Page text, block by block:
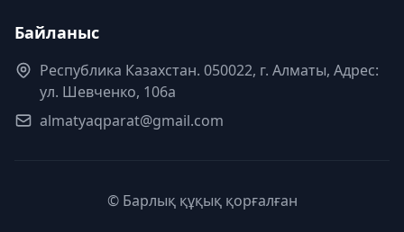
Байланыс
Республика Казахстан. 050022, г. Алматы, Адрес:
ул. Шевченко, 106а
almatyaqparat@gmail.com
© Барлық құқық қорғалған